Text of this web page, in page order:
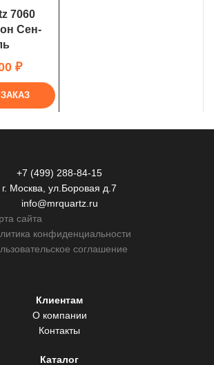
7060
Сен-
₽
+7 (499) 288-84-15
г. Москва, ул.Боровая д.7
info@mrquartz.ru
сайта
конфиденциальности
соглашение
Клиентам
О компании
Контакты
Каталог